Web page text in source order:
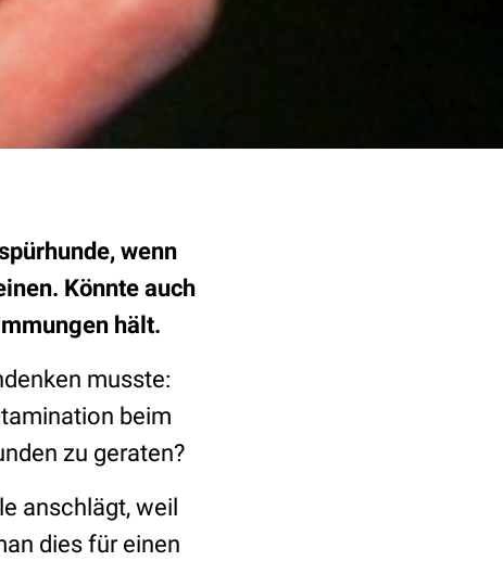
wenn
Könnte auch
hält.
musste:
beim
zu geraten?
anschlägt, weil
dies für einen